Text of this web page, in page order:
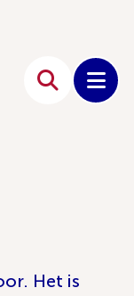
Het is